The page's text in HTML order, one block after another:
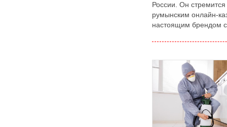
России. Он
румынским онлайн-
настоящим брендом